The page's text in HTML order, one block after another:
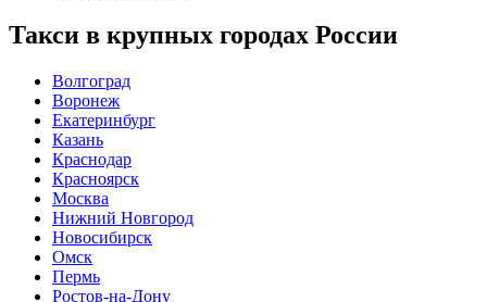
Такси в крупных городах России
Волгоград
Воронеж
Екатеринбург
Казань
Краснодар
Красноярск
Москва
Нижний Новгород
Новосибирск
Омск
Пермь
Ростов-на-Дону